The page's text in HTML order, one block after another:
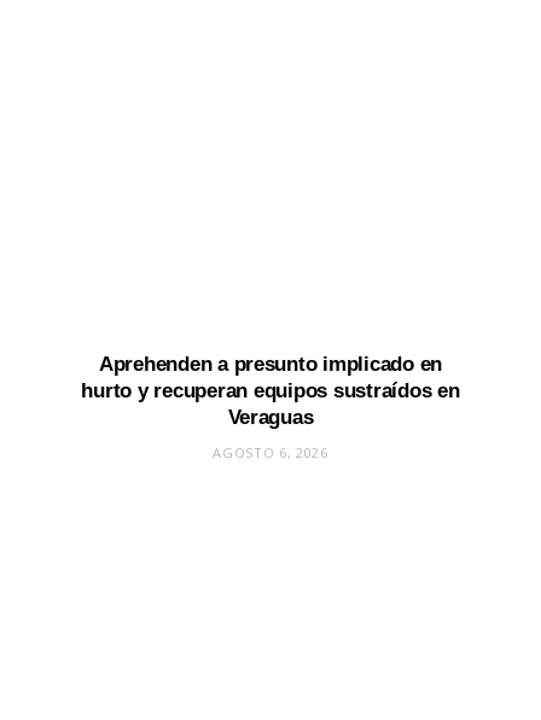
Aprehenden a presunto implicado en
hurto y recuperan equipos sustraídos en
Veraguas
AGOSTO 6, 2026